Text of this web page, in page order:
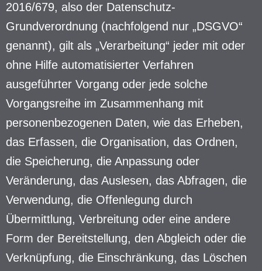
2016/679, also der Datenschutz-
Grundverordnung (nachfolgend nur „DSGVO“
genannt), gilt als „Verarbeitung“ jeder mit oder
ohne Hilfe automatisierter Verfahren
ausgeführter Vorgang oder jede solche
Vorgangsreihe im Zusammenhang mit
personenbezogenen Daten, wie das Erheben,
das Erfassen, die Organisation, das Ordnen,
die Speicherung, die Anpassung oder
Veränderung, das Auslesen, das Abfragen, die
Verwendung, die Offenlegung durch
Übermittlung, Verbreitung oder eine andere
Form der Bereitstellung, den Abgleich oder die
Verknüpfung, die Einschränkung, das Löschen